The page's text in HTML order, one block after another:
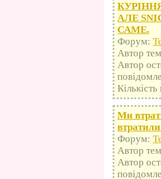
АЛЕ
САМЕ.
Форум:
Автор
Автор
Ми
втратили
Форум:
Автор
Автор